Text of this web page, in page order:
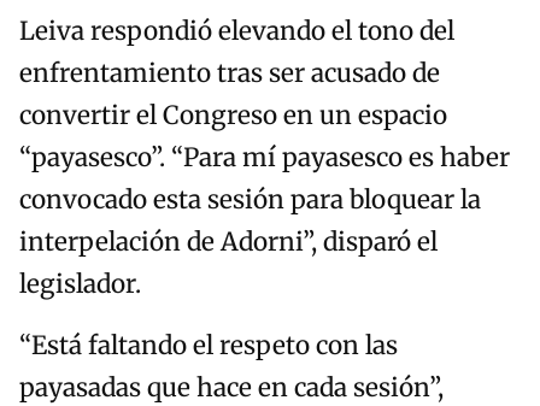
Leiva respondió elevando el tono del
enfrentamiento tras ser acusado de
convertir el Congreso en un espacio
“payasesco”. “Para mí payasesco es haber
convocado esta sesión para bloquear la
interpelación de Adorni”, disparó el
legislador.
“Está faltando el respeto con las
payasadas que hace en cada sesión”,